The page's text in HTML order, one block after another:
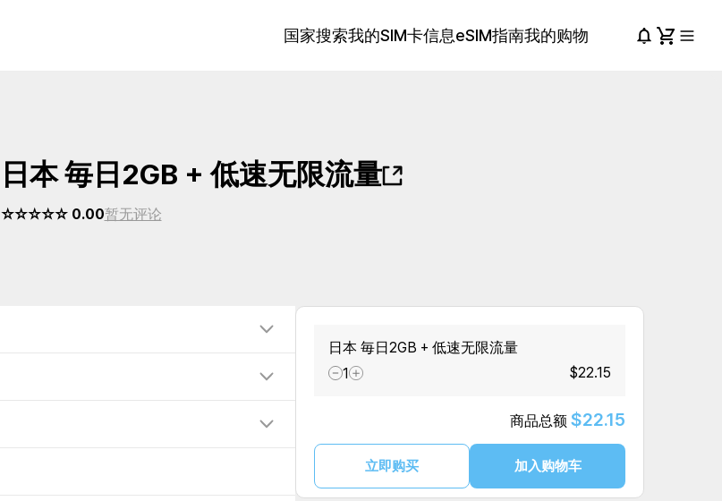
国家搜索我的SIM卡信息eSIM指南我的购物
日本 毎日2GB + 低速无限流量
☆☆☆☆☆ 0.00暂无评论
日本 毎日2GB + 低速无限流量
1
$22.15
商品总额 $22.15
立即购买 加入购物车